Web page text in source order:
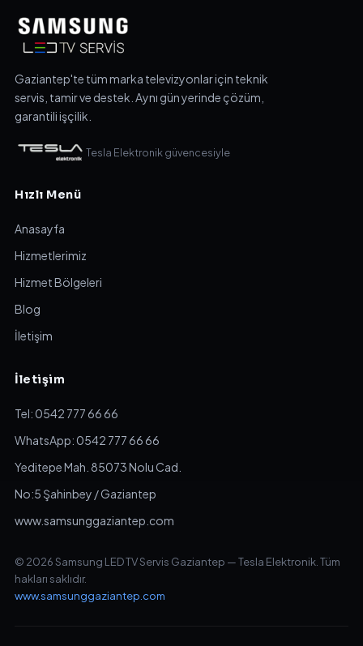
Gaziantep'te tüm marka televizyonlar için teknik
servis, tamir ve destek. Aynı gün yerinde çözüm,
garantili işçilik.
Tesla Elektronik güvencesiyle
Hızlı Menü
Anasayfa
Hizmetlerimiz
Hizmet Bölgeleri
Blog
İletişim
İletişim
Tel: 0542 777 66 66
WhatsApp: 0542 777 66 66
Yeditepe Mah. 85073 Nolu Cad.
No:5 Şahinbey / Gaziantep
www.samsunggaziantep.com
© 2026 Samsung LED TV Servis Gaziantep — Tesla Elektronik. Tüm
hakları saklıdır.
www.samsunggaziantep.com